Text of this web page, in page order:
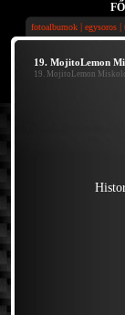
fotoalbumok | egysoros |
19. MojitoLemon
19. MojitoLemon